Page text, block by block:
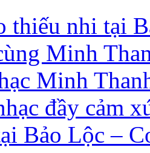
thiếu nhi tại
Minh
Minh
đầy cảm
Bảo Lộc –